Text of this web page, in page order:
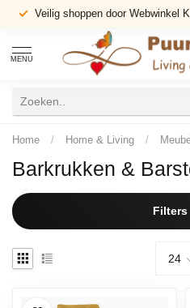
Veilig shoppen door Webwinkel
MENU
Home / Home & Living /
Barkrukken &
Filters